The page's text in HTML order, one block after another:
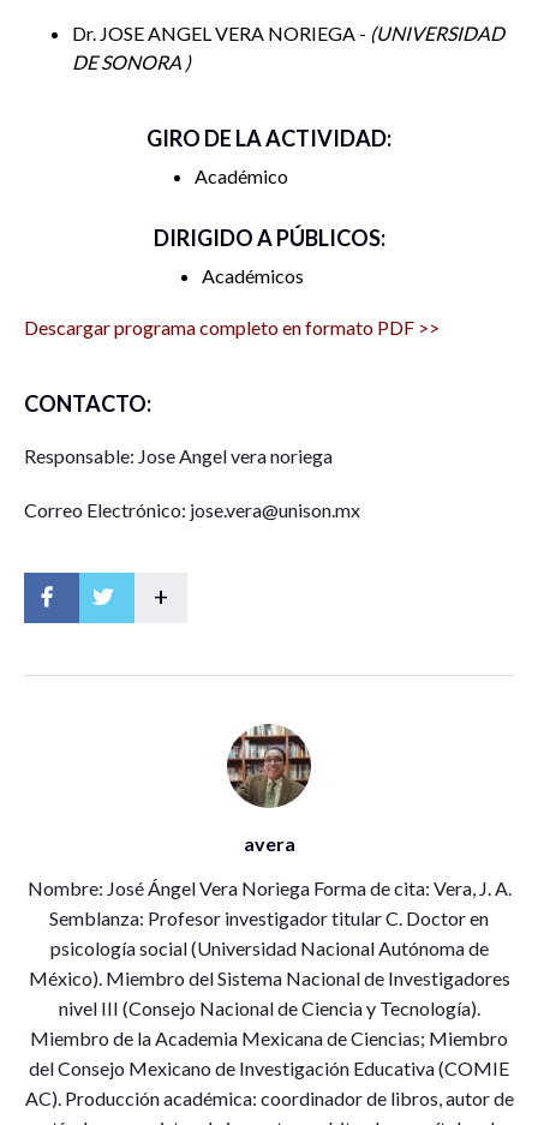
convivencia pacífica y la prevención de la violencia?
Invitados:
DANIEL FREGOSO
COMISIÓN ESTATAL DE EVALUACIÓN Y MEJORA
SECRETARIA DE EDUCACIÓN Y CULTURA
COMUNICACIÓN
ANGEL EMIGDIO LAGARDA LAGARDA
EGRESADO DEL DOCTORADO EN INNOVACIÓN
CHRISTIAN DENISE NAVARRO RODRIGUEZ
EGRESADA DOCTORADO EN DESARROLLO
MODERADOR
JOSE ANGEL VERA NORIEGA
DOCTORADO EN INNOVACIÓN EDUCATIVA
Dr. JOSE ANGEL VERA NORIEGA - UNIVERSIDAD
DE SONORA
GIRO DE LA ACTIVIDAD:
Académico
DIRIGIDO A PÚBLICOS:
Académicos
Descargar programa completo en formato PDF >>
CONTACTO:
Responsable: Jose Angel vera noriega
Correo Electrónico: jose.vera@unison.mx
+
avera
Nombre: José Ángel Vera Noriega Forma de cita: Vera, J. A.
Semblanza: Profesor investigador titular C. Doctor en
psicología social (Universidad Nacional Autónoma de
México). Miembro del Sistema Nacional de Investigadores
nivel III (Consejo Nacional de Ciencia y Tecnología).
Miembro de la Academia Mexicana de Ciencias; Miembro
del Consejo Mexicano de Investigación Educativa (COMIE
AC). Producción académica: coordinador de libros, autor de